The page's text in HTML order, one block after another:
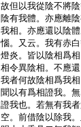
故但以我從陰不將
陰有我體。亦應離
我相。亦應還以陰
惱。又云。我有赤
燈炎。皆以陰相爲
相令異陰相。不應
我者何故陰相爲我
聞以有爲相證我。
證我也。若無有我
空。前借陰以除我